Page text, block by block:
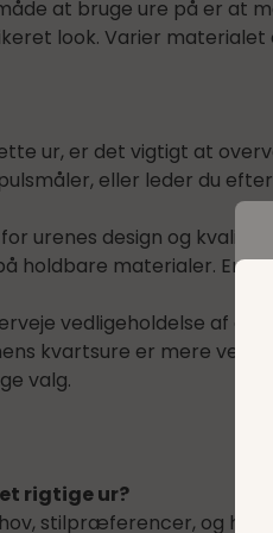
at bruge ure på er at
look. Varier
ur, er det vigtigt at
eller leder du
urenes design og
holdbare materialer. En
vedligeholdelse af
kvartsure er mere
valg.
rigtige ur?
stilpræferencer, og